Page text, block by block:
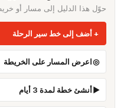
حوّل هذا الدليل إلى مسار أو
أضف إلى خط سير الرحلة
اعرض المسار على الخريطة
أنشئ خطة لمدة 3 أيام